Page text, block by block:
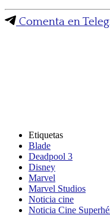
Comenta en
Etiquetas
Blade
Deadpool 3
Disney
Marvel
Marvel Studios
Noticia cine
Noticia Cine